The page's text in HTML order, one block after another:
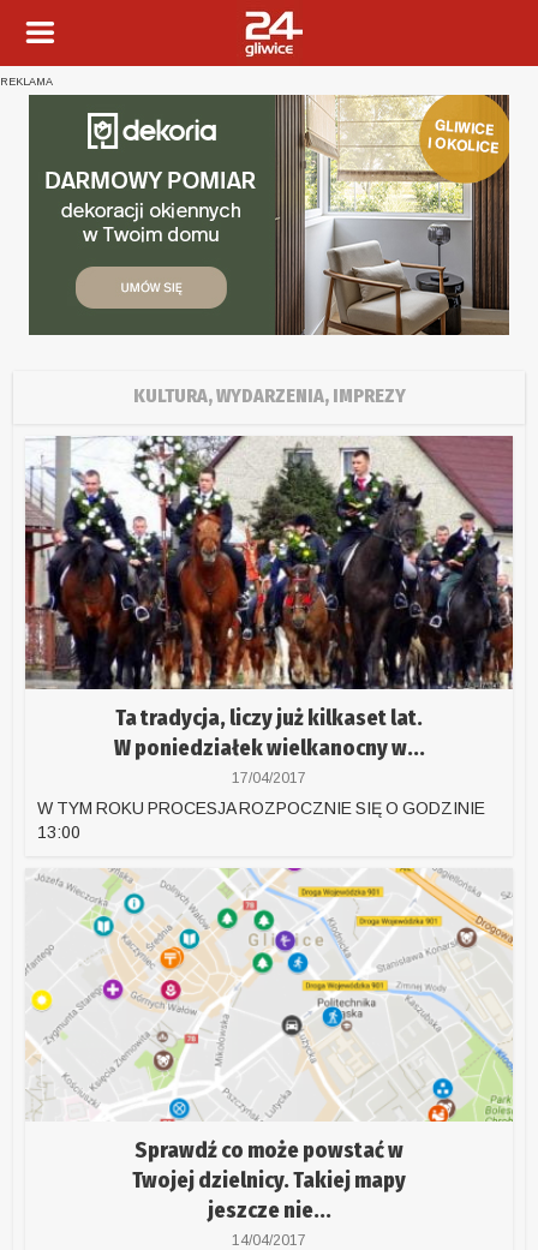
REKLAMA
KULTURA, WYDARZENIA, IMPREZY
Ta tradycja, liczy już kilkaset lat.
W poniedziałek wielkanocny w...
17/04/2017
W TYM ROKU PROCESJA ROZPOCZNIE SIĘ O GODZINIE
13:00
Sprawdź co może powstać w
Twojej dzielnicy. Takiej mapy
jeszcze nie...
14/04/2017